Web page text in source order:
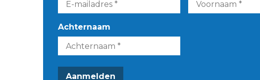
Achternaam